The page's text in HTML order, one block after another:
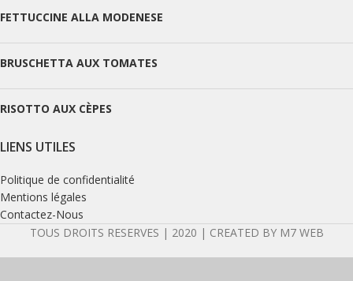
FETTUCCINE ALLA MODENESE
BRUSCHETTA AUX TOMATES
RISOTTO AUX CÈPES
LIENS UTILES
Politique de confidentialité
Mentions légales
Contactez-Nous
TOUS DROITS RESERVES | 2020 | CREATED BY M7 WEB